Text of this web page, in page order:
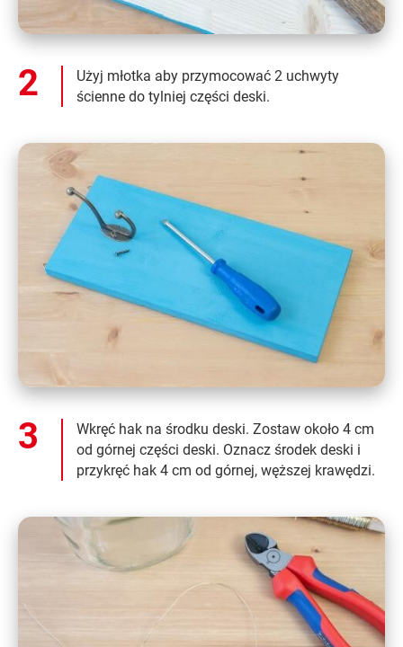
Użyj młotka aby przymocować 2 uchwyty
ścienne do tylniej części deski.
Wkręć hak na środku deski. Zostaw około 4 cm
od górnej części deski. Oznacz środek deski i
przykręć hak 4 cm od górnej, węższej krawędzi.